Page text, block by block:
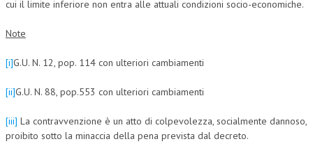
cui il limite inferiore non entra alle attuali condizioni socio-economiche.
Note
[i]G.U. N. 12, pop. 114 con ulteriori cambiamenti
[ii]G.U. N. 88, pop.553 con ulteriori cambiamenti
[iii] La contravvenzione è un atto di colpevolezza, socialmente dannoso,
proibito sotto la minaccia della pena prevista dal decreto.